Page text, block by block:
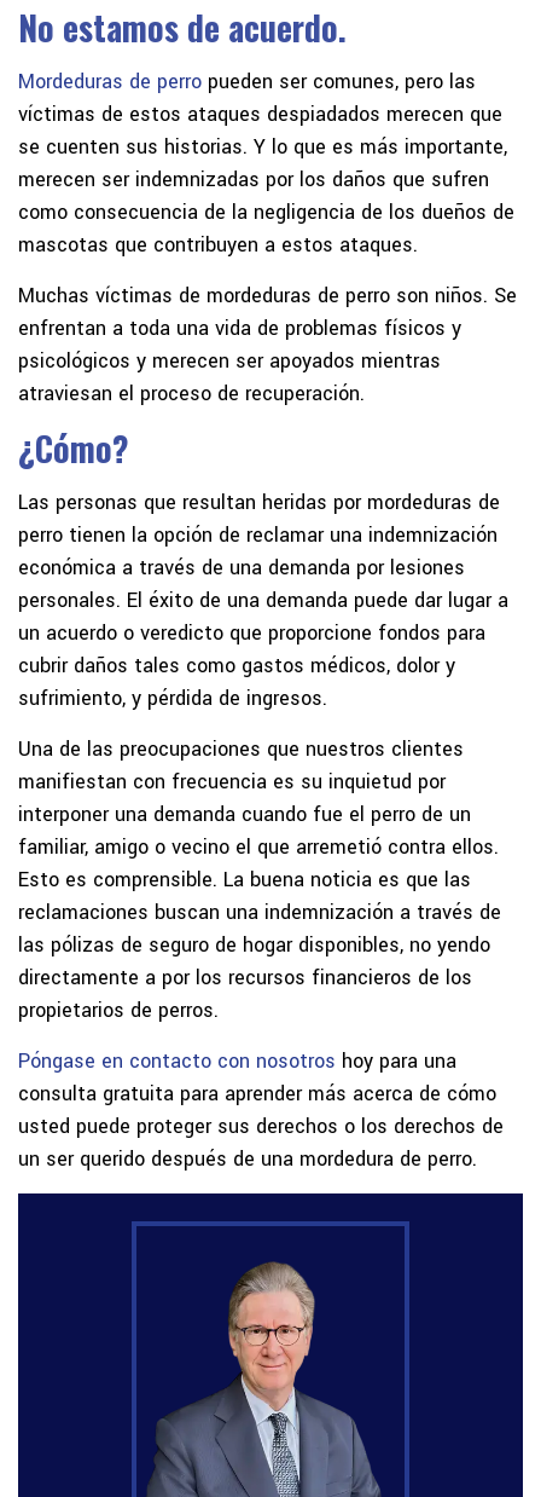
No estamos de acuerdo.
Mordeduras de perro pueden ser comunes, pero las
víctimas de estos ataques despiadados merecen que
se cuenten sus historias. Y lo que es más importante,
merecen ser indemnizadas por los daños que sufren
como consecuencia de la negligencia de los dueños de
mascotas que contribuyen a estos ataques.
Muchas víctimas de mordeduras de perro son niños. Se
enfrentan a toda una vida de problemas físicos y
psicológicos y merecen ser apoyados mientras
atraviesan el proceso de recuperación.
¿Cómo?
Las personas que resultan heridas por mordeduras de
perro tienen la opción de reclamar una indemnización
económica a través de una demanda por lesiones
personales. El éxito de una demanda puede dar lugar a
un acuerdo o veredicto que proporcione fondos para
cubrir daños tales como gastos médicos, dolor y
sufrimiento, y pérdida de ingresos.
Una de las preocupaciones que nuestros clientes
manifiestan con frecuencia es su inquietud por
interponer una demanda cuando fue el perro de un
familiar, amigo o vecino el que arremetió contra ellos.
Esto es comprensible. La buena noticia es que las
reclamaciones buscan una indemnización a través de
las pólizas de seguro de hogar disponibles, no yendo
directamente a por los recursos financieros de los
propietarios de perros.
Póngase en contacto con nosotros hoy para una
consulta gratuita para aprender más acerca de cómo
usted puede proteger sus derechos o los derechos de
un ser querido después de una mordedura de perro.